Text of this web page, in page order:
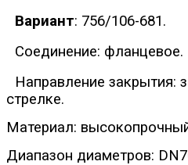
Вариант: 756/106-681.
Соединение: фланцевое.
Направление закрытия:
стрелке.
Материал:
Диапазон диаметров: